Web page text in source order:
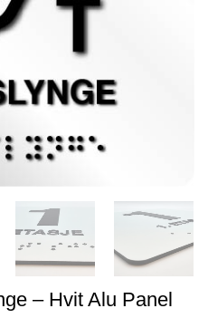
– Hvit Alu Panel